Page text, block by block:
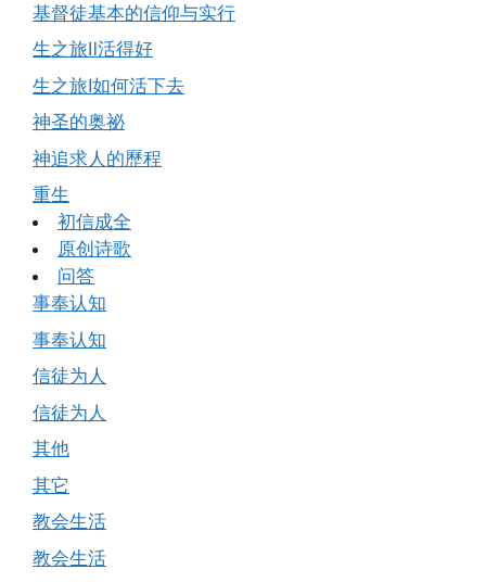
基督徒基本的信仰与实行
生之旅Ⅱ活得好
生之旅Ⅰ如何活下去
神圣的奥祕
神追求人的歷程
重生
初信成全
原创诗歌
问答
事奉认知
事奉认知
信徒为人
信徒为人
其他
其它
教会生活
教会生活